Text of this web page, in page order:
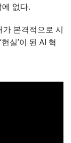
없다.
본격적으로 시
실’이 된 AI 혁